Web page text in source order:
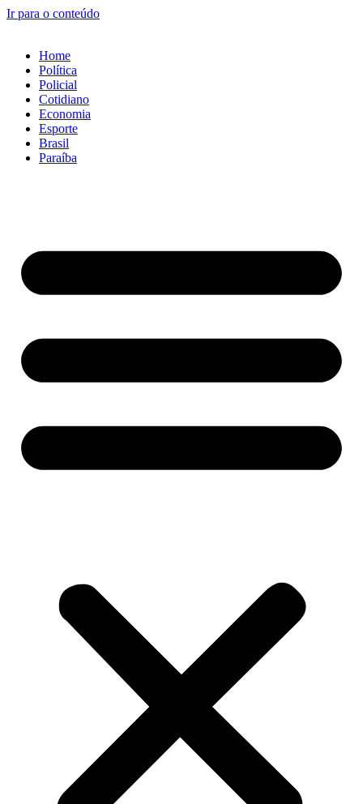
Ir para o conteúdo
Home
Política
Policial
Cotidiano
Economia
Esporte
Brasil
Paraíba